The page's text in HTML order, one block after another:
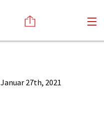
Januar 27th, 2021